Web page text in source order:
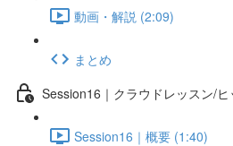
動画・解説 (2:09)
まとめ
Session16｜クラウドレッスン/
Session16｜概要 (1:40)